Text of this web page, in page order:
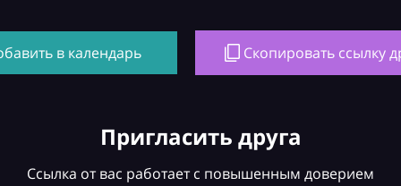
в календарь Скопировать ссылку
Пригласить друга
Ссылка от вас работает с повышенным доверием